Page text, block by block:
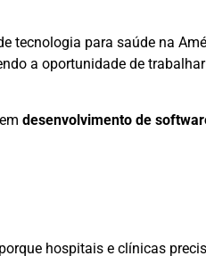
tecnologia para saúde na
a oportunidade de
desenvolvimento de
hospitais e clínicas